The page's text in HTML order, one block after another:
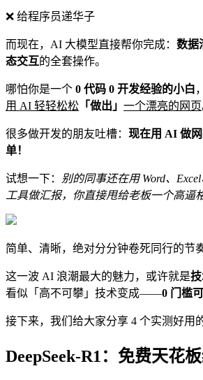
❌ 给程序员递华子
而现在，AI 大模型直接帮你完成： 数
态交互的全套操作。
哪怕你是一个 0 代码 0 开发经验的小白
用 AI 轻轻松松 「做出」 一个漂亮的网页
很多做开发的朋友吐槽： 现在用 AI 做
单！
试想一下：
别的同事还在用 Word、
工具做汇报，你直接甩给老板一个高逼
简单、清晰，绝对分分钟卷死同行的节奏
这一波 AI 浪潮最大的魅力，或许就是
看似「高不可攀」技术变成——0 门槛
接下来，我们给大家分享 4 个实测好用
DeepSeek-R1：免费天花